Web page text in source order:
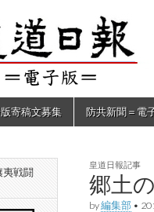
寄稿文募集 防共新聞＝電
皇道日報記事
郷土
by編集部 •
戦闘